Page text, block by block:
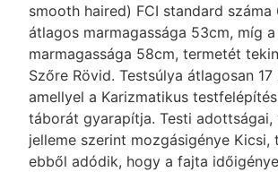
smooth haired) FCI standard száma
átlagos marmagassága 53cm, míg
marmagassága 58cm, termetét
Szőre Rövid. Testsúlya átlagosan
amellyel a Karizmatikus
táborát gyarapítja. Testi adottságai,
jelleme szerint mozgásigénye
ebből adódik, hogy a fajta